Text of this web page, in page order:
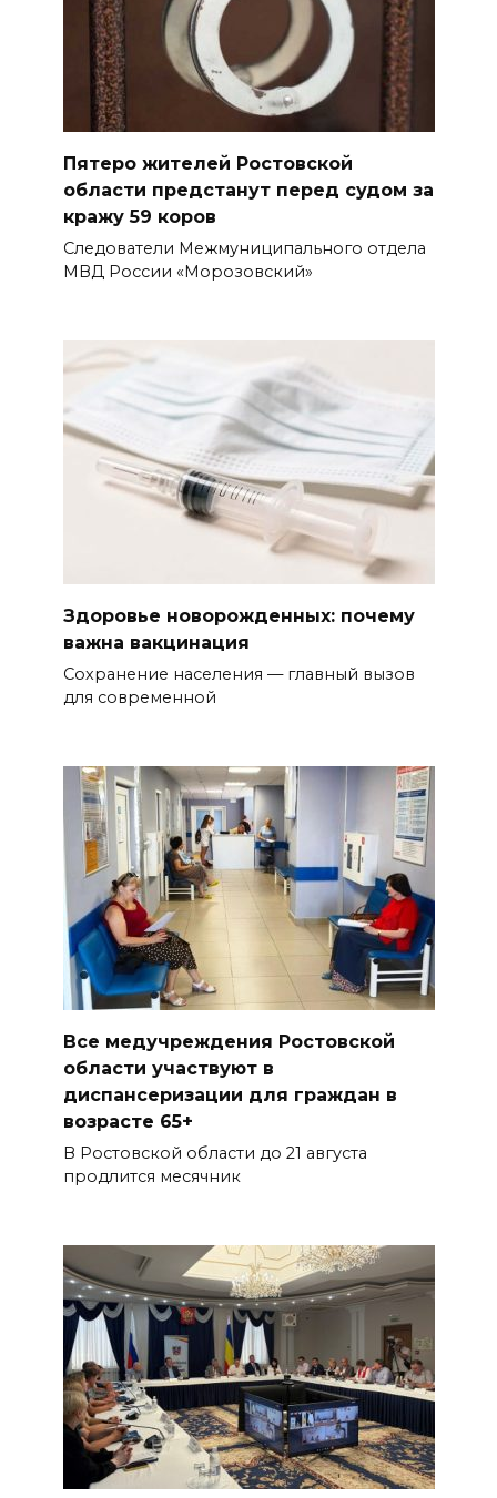
Пятеро жителей Ростовской
области предстанут перед судом за
кражу 59 коров
Следователи Межмуниципального отдела
МВД России «Морозовский»
Здоровье новорожденных: почему
важна вакцинация
Сохранение населения — главный вызов
для современной
Все медучреждения Ростовской
области участвуют в
диспансеризации для граждан в
возрасте 65+
В Ростовской области до 21 августа
продлится месячник